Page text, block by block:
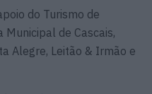
do Turismo de
Municipal de Cascais,
Alegre, Leitão & Irmão e